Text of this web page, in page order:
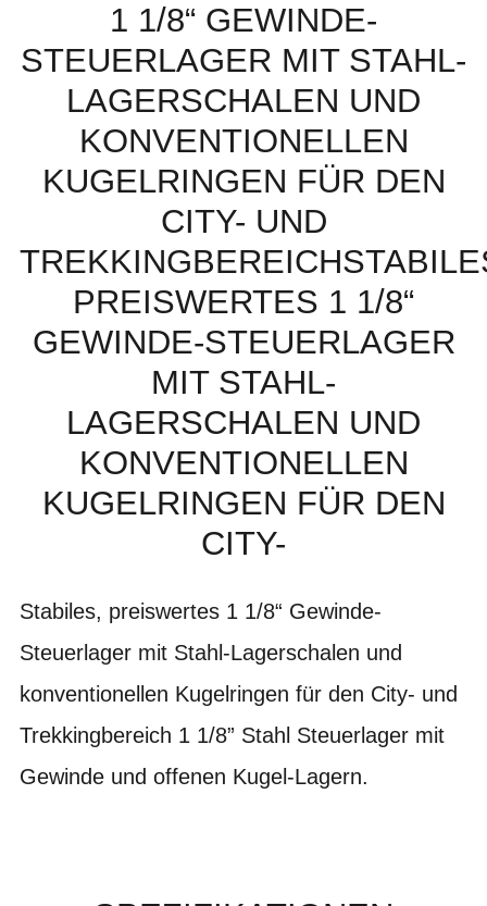
1 1/8“ GEWINDE-
STEUERLAGER MIT STAHL-
LAGERSCHALEN UND
KONVENTIONELLEN
KUGELRINGEN FÜR DEN
CITY- UND
PREISWERTES 1 1/8“
GEWINDE-STEUERLAGER
MIT STAHL-
LAGERSCHALEN UND
KONVENTIONELLEN
KUGELRINGEN FÜR DEN
CITY-
Stabiles, preiswertes 1 1/8“ Gewinde-
Steuerlager mit Stahl-Lagerschalen und
konventionellen Kugelringen für den City- und
Trekkingbereich 1 1/8” Stahl Steuerlager mit
Gewinde und offenen Kugel-Lagern.